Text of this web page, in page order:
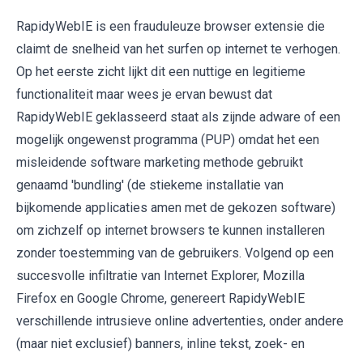
RapidyWebIE is een frauduleuze browser extensie die
claimt de snelheid van het surfen op internet te verhogen.
Op het eerste zicht lijkt dit een nuttige en legitieme
functionaliteit maar wees je ervan bewust dat
RapidyWebIE geklasseerd staat als zijnde adware of een
mogelijk ongewenst programma (PUP) omdat het een
misleidende software marketing methode gebruikt
genaamd 'bundling' (de stiekeme installatie van
bijkomende applicaties amen met de gekozen software)
om zichzelf op internet browsers te kunnen installeren
zonder toestemming van de gebruikers. Volgend op een
succesvolle infiltratie van Internet Explorer, Mozilla
Firefox en Google Chrome, genereert RapidyWebIE
verschillende intrusieve online advertenties, onder andere
(maar niet exclusief) banners, inline tekst, zoek- en